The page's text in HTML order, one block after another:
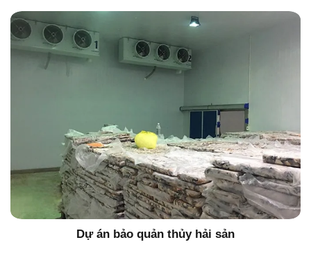
Dự án bảo quản thủy hải sản